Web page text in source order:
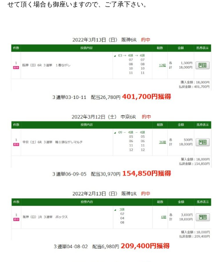
せて頂く場合も御座いますので、ご了承下さい。